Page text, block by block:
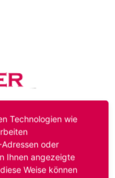
Stellenangebot ist
finden
Technologien wie
oder
Ihnen angezeigte
Weise können